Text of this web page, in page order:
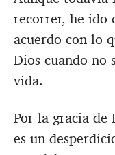
recorrer, he ido
acuerdo con lo
Dios cuando no
vida.
Por la gracia de
es un